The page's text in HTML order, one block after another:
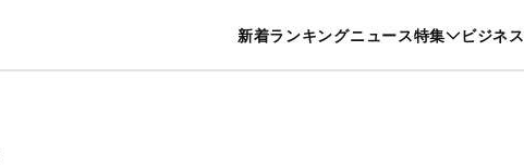
新着ランキングニュース特集 ビジネス
暮らし スポーツ ヘルスケア 美容